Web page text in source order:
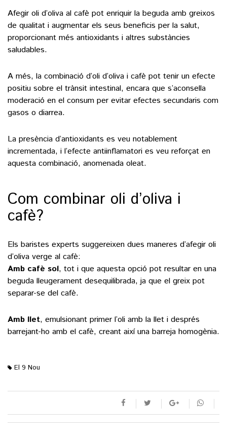
Afegir oli d’oliva al cafè pot enriquir la beguda amb greixos
de qualitat i augmentar els seus beneficis per la salut,
proporcionant més antioxidants i altres substàncies
saludables.
A més, la combinació d’oli d’oliva i cafè pot tenir un efecte
positiu sobre el trànsit intestinal, encara que s’aconsella
moderació en el consum per evitar efectes secundaris com
gasos o diarrea.
La presència d’antioxidants es veu notablement
incrementada, i l’efecte antiinflamatori es veu reforçat en
aquesta combinació, anomenada oleat.
Com combinar oli d’oliva i
cafè?
Els baristes experts suggereixen dues maneres d’afegir oli
d’oliva verge al cafè:
Amb cafè sol, tot i que aquesta opció pot resultar en una
beguda lleugerament desequilibrada, ja que el greix pot
separar-se del cafè.
Amb llet, emulsionant primer l’oli amb la llet i després
barrejant-ho amb el cafè, creant així una barreja homogènia.
El 9 Nou
M'agrada